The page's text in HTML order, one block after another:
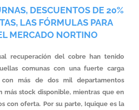
DESCUENTOS DE 20%
LAS FÓRMULAS PARA
MERCADO NORTINO
recuperación del cobre han tenido
comunas con una fuerte carga
con más de dos mil departamentos
más stock disponible, mientras que en
con oferta. Por su parte, Iquique es la